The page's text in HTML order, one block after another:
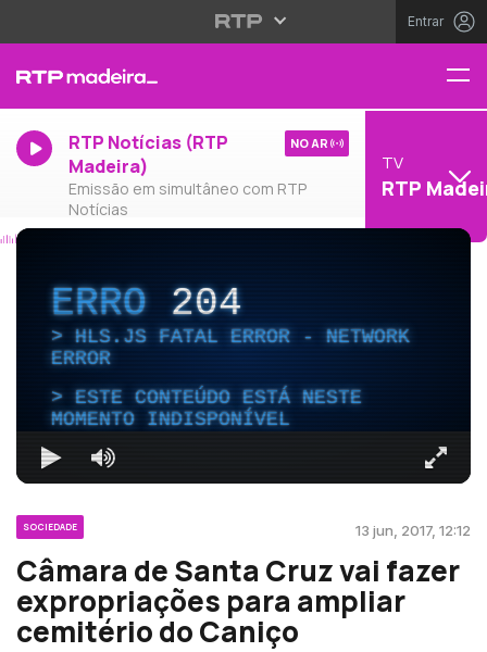
Entrar
RTP Notícias (RTP
Madeira)
Emissão em simultâneo com RTP
Notícias
NO AR
TV
RTP
ERRO204
HLS.JS FATAL ERROR - NETWORK
ERROR
ESTE CONTEÚDO ESTÁ NESTE
MOMENTO INDISPONÍVEL
SOCIEDADE 13 jun, 2017, 12:12
Câmara de Santa Cruz vai fazer
expropriações para ampliar
cemitério do Caniço